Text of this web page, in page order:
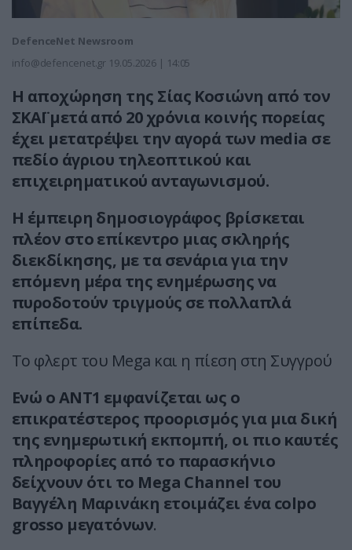
DefenceNet Newsroom
info@defencenet.gr 19.05.2026 | 14:05
Η αποχώρηση της Σίας Κοσιώνη από τον
ΣΚΑΪ μετά από 20 χρόνια κοινής πορείας
έχει μετατρέψει την αγορά των media σε
πεδίο άγριου τηλεοπτικού και
επιχειρηματικού ανταγωνισμού.
Η έμπειρη δημοσιογράφος βρίσκεται
πλέον στο επίκεντρο μιας σκληρής
διεκδίκησης, με τα σενάρια για την
επόμενη μέρα της ενημέρωσης να
πυροδοτούν τριγμούς σε πολλαπλά
επίπεδα.
Το φλερτ του Mega και η πίεση στη Συγγρού
Ενώ ο ΑΝΤ1 εμφανίζεται ως ο
επικρατέστερος προορισμός για μια δική
της ενημερωτική εκπομπή, οι πιο καυτές
πληροφορίες από το παρασκήνιο
δείχνουν ότι το Mega Channel του
Βαγγέλη Μαρινάκη ετοιμάζει ένα colpo
grosso μεγατόνων.